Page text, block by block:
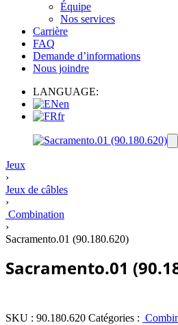
Équipe
Nos services
Carrière
FAQ
Demande d’informations
Nous joindre
LANGUAGE:
en
fr
Jeux
›
Jeux de câbles
›
Combination
›
Sacramento.01 (90.180.620)
Sacramento.01
SKU : 90.180.620 Catégories :